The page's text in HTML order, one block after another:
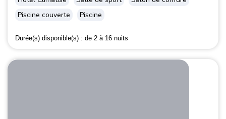
Piscine couverte
Piscine
Durée(s) disponible(s) : de 2 à 16 nuits